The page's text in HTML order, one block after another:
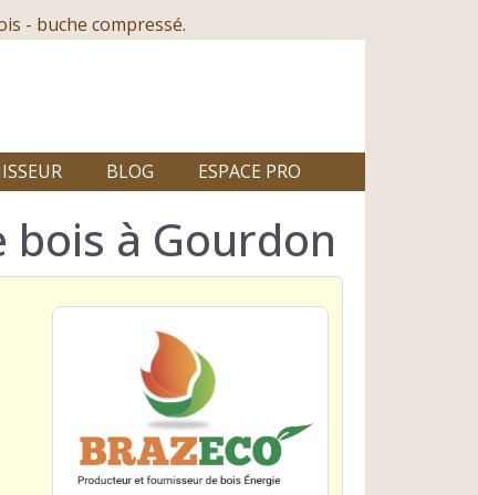
- buche compressé.
BLOG ESPACE PRO
à Gourdon